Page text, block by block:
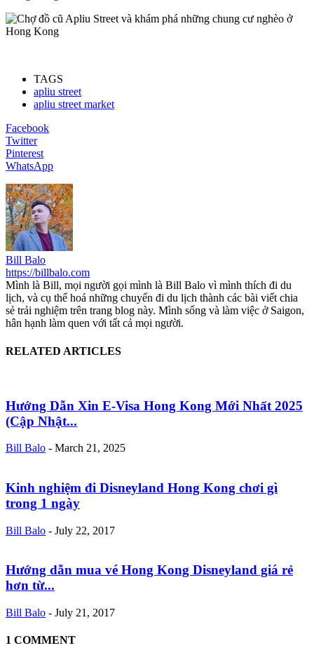
TAGS
apliu street
apliu street market
Facebook
Twitter
Pinterest
WhatsApp
Bill Balo
https://billbalo.com
Mình là Bill, mọi người gọi mình là Bill Balo vì mình thích đi du
lịch, và cụ thể hoá những chuyến đi du lịch thành các bài viết chia
sẻ trải nghiệm trên trang blog này. Mình sống và làm việc ở Saigon,
hân hạnh làm quen với tất cả mọi người.
RELATED ARTICLES
Hướng Dẫn Xin E-Visa Hong Kong Mới Nhất 2025
(Cập Nhật...
Bill Balo - March 21, 2025
Kinh nghiệm đi Disneyland Hong Kong chơi gì
trong 1 ngày
Bill Balo - July 22, 2017
Hướng dẫn mua vé Hong Kong Disneyland giá rẻ
hơn từ...
Bill Balo - July 21, 2017
1 COMMENT